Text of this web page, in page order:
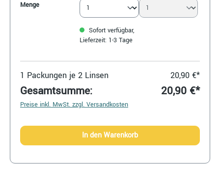
Menge
Sofort verfügbar,
Lieferzeit: 1-3 Tage
1 Packungen je 2 Linsen 20,90 €*
Gesamtsumme: 20,90 €*
Preise inkl. MwSt. zzgl. Versandkosten
In den Warenkorb